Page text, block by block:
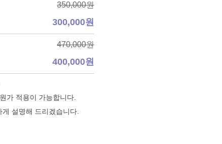
350,000원
300,000원
470,000원
400,000원
가 적용이 가능합니다.
설명해 드리겠습니다.